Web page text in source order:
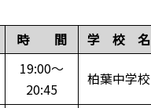
時 間 学 校 名
19:00～
20:45
柏葉中学校